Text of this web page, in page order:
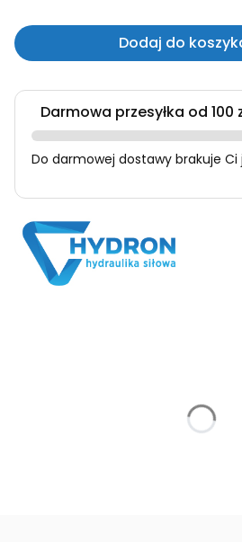
Dodaj do
Darmowa przesyłka od 100
Do darmowej dostawy brakuje Ci